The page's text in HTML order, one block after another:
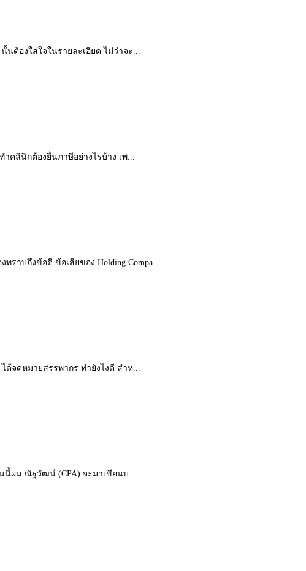
ต้องใส่ใจในรายละเอียด ไม่ว่าจะ...
คลินิกต้องยื่นภาษีอย่างไรบ้าง เพ...
ราบถึงข้อดี ข้อเสียของ Holding Compa...
จดหมายสรรพากร ทํายังไงดี สำห...
นี้ผม ณัฐวัฒน์ (CPA) จะมาเขียนบ...